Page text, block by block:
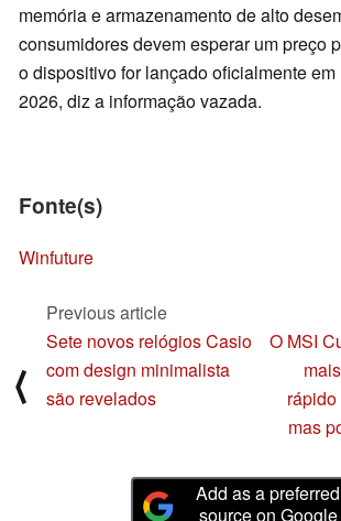
memória e armazenamento de alto
consumidores devem esperar um preço
o dispositivo for lançado oficialmente
2026, diz a informação vazada.
Fonte(s)
Winfuture
⟨
Previous article
Sete novos relógios Casio
com design minimalista
são revelados
O MSI
mas
Add as a preferred
source on Google